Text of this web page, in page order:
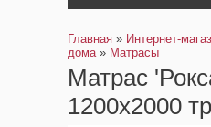
Главная » Интернет-
дома » Матрасы
Матрас
1200х2000